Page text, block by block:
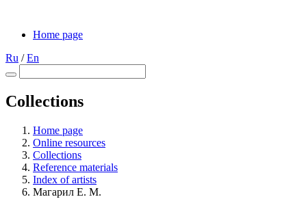
Home page
Ru /En
Collections
Home page
Online resources
Collections
Reference materials
Index of artists
Магарил Е. М.